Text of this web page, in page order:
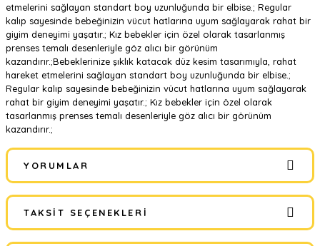
etmelerini sağlayan standart boy uzunluğunda bir elbise.; Regular
kalıp sayesinde bebeğinizin vücut hatlarına uyum sağlayarak rahat bir
giyim deneyimi yaşatır.; Kız bebekler için özel olarak tasarlanmış
prenses temalı desenleriyle göz alıcı bir görünüm
kazandırır.;Bebeklerinize şıklık katacak düz kesim tasarımıyla, rahat
hareket etmelerini sağlayan standart boy uzunluğunda bir elbise.;
Regular kalıp sayesinde bebeğinizin vücut hatlarına uyum sağlayarak
rahat bir giyim deneyimi yaşatır.; Kız bebekler için özel olarak
tasarlanmış prenses temalı desenleriyle göz alıcı bir görünüm
kazandırır.;
YORUMLAR
Bu ürüne ilk yorumu siz yapın!
TAKSIT SEÇENEKLERI